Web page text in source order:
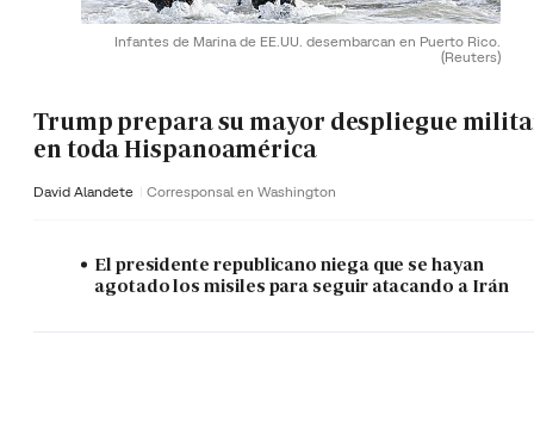
Infantes de Marina de EE.UU. desembarcan en Puerto Rico.
(Reuters)
Trump prepara su mayor despliegue
en toda Hispanoamérica
David Alandete Corresponsal en Washington
El presidente republicano niega que se hayan
agotado los misiles para seguir atacando a Irán